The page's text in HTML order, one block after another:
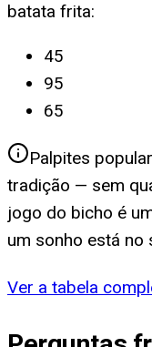
batata frita:
45
95
65
Palpites
tradição — sem
jogo do bicho é
um sonho está no
Ver a tabela